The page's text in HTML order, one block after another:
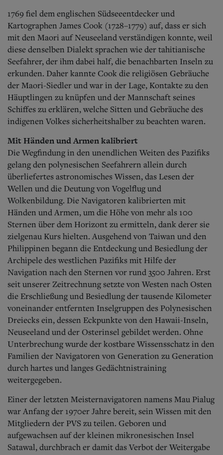
1769 fiel dem englischen Südseeentdecker und
Kartographen James Cook (1728–1779) auf, dass er sich
mit den Maori auf Neuseeland verständigen konnte, weil
diese denselben Dialekt sprachen wie der tahitianische
Seefahrer, der ihm dabei half, die benachbarten Inseln zu
erkunden. Daher kannte Cook die religiösen Gebräuche
der Maori-Siedler und war in der Lage, Kontakte zu den
Häuptlingen zu knüpfen und der Mannschaft seines
Schiffes zu erklären, welche Sitten und Gebräuche des
indigenen Volkes sicherheitshalber zu beachten waren.
Mit Händen und Armen kalibriert
Die Wegfindung in den unendlichen Weiten des Pazifiks
gelang den polynesischen Seefahrern allein durch
überliefertes astronomisches Wissen, das Lesen der
Wellen und die Deutung von Vogelflug und
Wolkenbildung. Die Navigatoren kalibrierten mit
Händen und Armen, um die Höhe von mehr als 100
Sternen über dem Horizont zu ermitteln, dank derer sie
zielgenau Kurs hielten. Ausgehend von Taiwan und den
Philippinen begann die Entdeckung und Besiedlung der
Archipele des westlichen Pazifiks mit Hilfe der
Navigation nach den Sternen vor rund 3500 Jahren. Erst
seit unserer Zeitrechnung setzte von Westen nach Osten
die Erschließung und Besiedlung der tausende Kilometer
voneinander entfernten Inselgruppen des Polynesischen
Dreiecks ein, dessen Eckpunkte von den Hawaii-Inseln,
Neuseeland und der Osterinsel gebildet werden. Ohne
Unterbrechung wurde der kostbare Wissensschatz in den
Familien der Navigatoren von Generation zu Generation
durch hartes und langes Gedächtnistraining
weitergegeben.
Einer der letzten Meisternavigatoren namens Mau Pialug
war Anfang der 1970er Jahre bereit, sein Wissen mit den
Mitgliedern der PVS zu teilen. Geboren und
aufgewachsen auf der kleinen mikronesischen Insel
Satawal, durchbrach er damit das Verbot der Weitergabe